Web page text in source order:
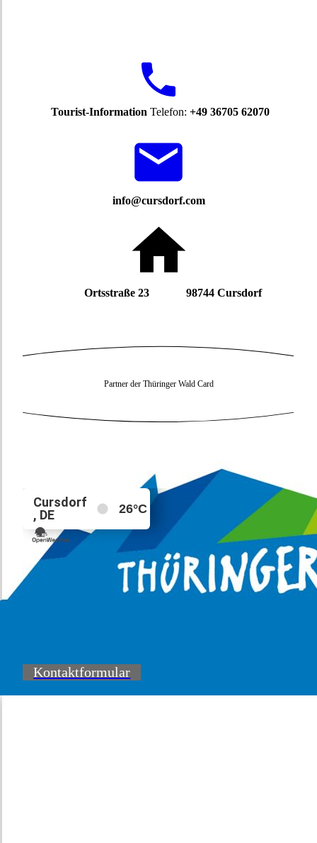
Tourist-Information Telefon: +49 36705 62070
info@cursdorf.com
Ortsstraße 23 98744 Cursdorf
Partner der Thüringer Wald Card
Kontaktformular